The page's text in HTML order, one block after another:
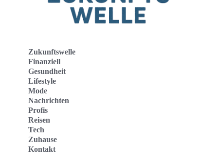
Zukunftswelle
Finanziell
Gesundheit
Lifestyle
Mode
Nachrichten
Profis
Reisen
Tech
Zuhause
Kontakt